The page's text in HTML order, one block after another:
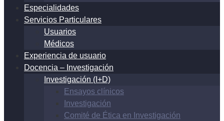
Especialidades
Servicios Particulares
Usuarios
Médicos
Experiencia de usuario
Docencia – Investigación
Investigación (I+D)
Ensayos clínicos
Investigación
Comité de Ética en Investigación